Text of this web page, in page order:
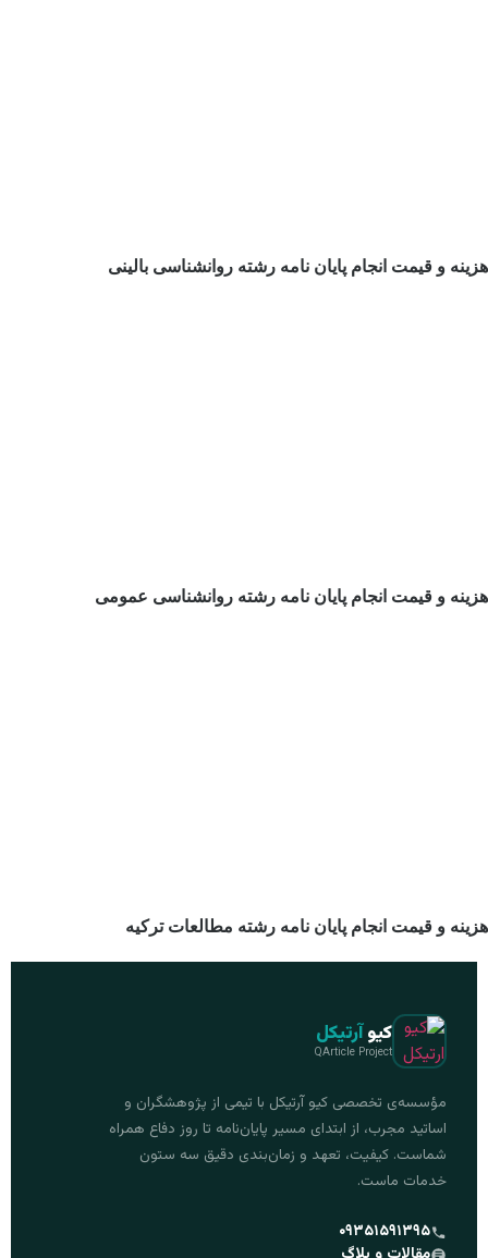
هزینه و قیمت انجام پایان نامه رشته روانشناسی بالینی
هزینه و قیمت انجام پایان نامه رشته روانشناسی عمومی
هزینه و قیمت انجام پایان نامه رشته مطالعات ترکیه
کیوآرتیکل
QArticle Project
مؤسسه‌ی تخصصی کیو آرتیکل با تیمی از پژوهشگران و
اساتید مجرب، از ابتدای مسیر پایان‌نامه تا روز دفاع همراه
شماست. کیفیت، تعهد و زمان‌بندی دقیق سه ستون
خدمات ماست.
۰۹۳۵۱۵۹۱۳۹۵